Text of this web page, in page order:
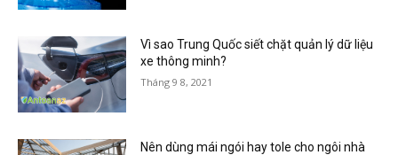
Vì sao Trung Quốc siết chặt quản lý dữ liệu
xe thông minh?
Tháng 9 8, 2021
Nên dùng mái ngói hay tole cho ngôi nhà